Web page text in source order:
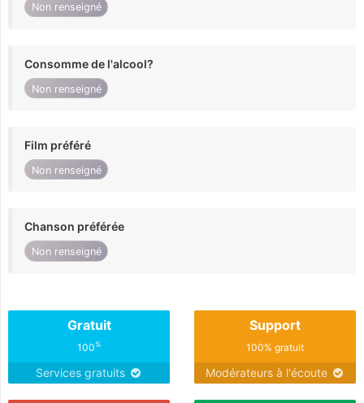
Non renseigné
Consomme de l'alcool?
Non renseigné
Film préféré
Non renseigné
Chanson préférée
Non renseigné
Gratuit
100%
Services gratuits
Support
100% gratuit
Modérateurs à l'écoute